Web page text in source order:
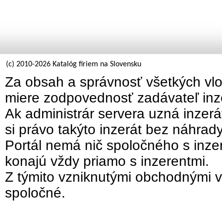
(c) 2010-2026 Katalóg firiem na Slovensku
Za obsah a správnosť všetkých
miere zodpovednosť zadávateľ
Ak administrár servera uzná
si právo takýto inzerát bez
Portál nemá nič spoločného s
konajú vždy priamo s inzerentmi.
Z týmito vzniknutými obchodnými
spoločné.